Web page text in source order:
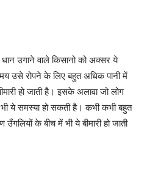
उगाने वाले किसानो को अक्सर ये
उसे रोपने के लिए बहुत अधिक पानी में
हो जाती है। इसके अलावा जो लोग
ये समस्या हो सकती है। कभी कभी बहुत
के बीच में भी ये बीमारी हो जाती